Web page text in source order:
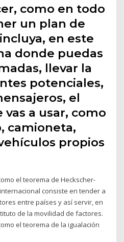
como en todo
un plan de
en este
donde puedas
llevar la
potenciales,
el
a usar, como
camioneta,
propios
el teorema de Heckscher-
consiste en tender a
entre países y así servir, en
de la movilidad de factores.
el teorema de la igualación